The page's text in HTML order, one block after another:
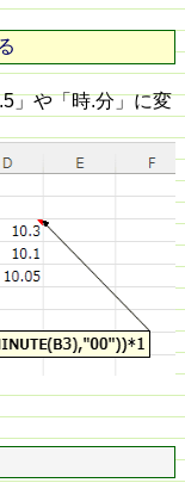
」や「時.分」に変